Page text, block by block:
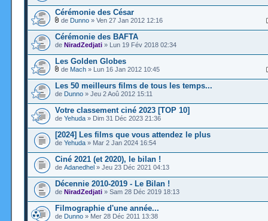
Cérémonie des César
de Dunno » Ven 27 Jan 2012 12:16
Cérémonie des BAFTA
de NiradZedjati » Lun 19 Fév 2018 02:34
Les Golden Globes
de Mach » Lun 16 Jan 2012 10:45
Les 50 meilleurs films de tous les temps...
de Dunno » Jeu 2 Aoû 2012 15:11
Votre classement ciné 2023 [TOP 10]
de Yehuda » Dim 31 Déc 2023 21:36
[2024] Les films que vous attendez le plus
de Yehuda » Mar 2 Jan 2024 16:54
Ciné 2021 (et 2020), le bilan !
de Adanedhel » Jeu 23 Déc 2021 04:13
Décennie 2010-2019 - Le Bilan !
de NiradZedjati » Sam 28 Déc 2019 18:13
Filmographie d'une année...
de Dunno » Mer 28 Déc 2011 13:38